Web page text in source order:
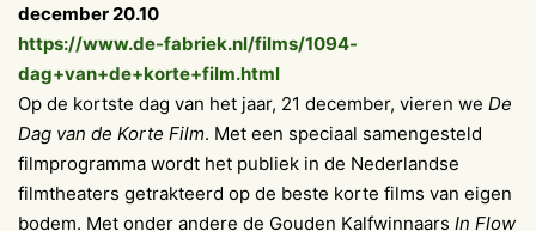
december 20.10
https://www.de-fabriek.nl/films/1094-
dag+van+de+korte+film.html
Op de kortste dag van het jaar, 21 december, vieren we De
Dag van de Korte Film. Met een speciaal samengesteld
filmprogramma wordt het publiek in de Nederlandse
filmtheaters getrakteerd op de beste korte films van eigen
bodem. Met onder andere de Gouden Kalfwinnaars In Flow